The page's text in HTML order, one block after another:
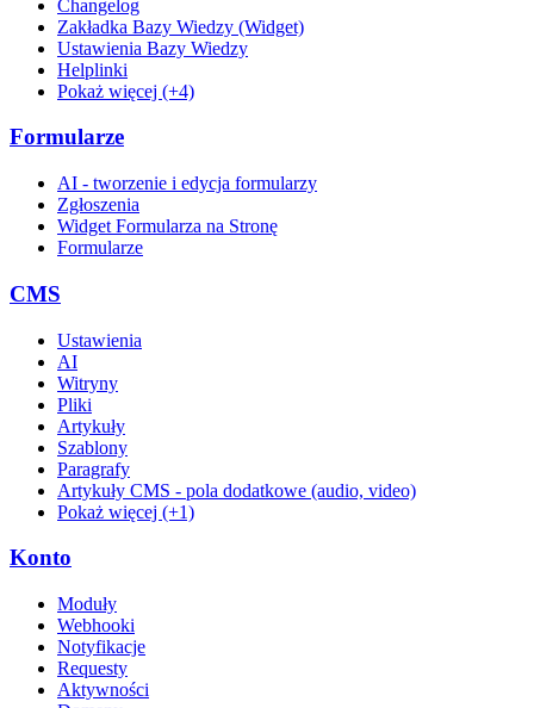
Changelog
Zakładka Bazy Wiedzy (Widget)
Ustawienia Bazy Wiedzy
Helplinki
Pokaż więcej (+4)
Formularze
AI - tworzenie i edycja formularzy
Zgłoszenia
Widget Formularza na Stronę
Formularze
CMS
Ustawienia
AI
Witryny
Pliki
Artykuły
Szablony
Paragrafy
Artykuły CMS - pola dodatkowe (audio, video)
Pokaż więcej (+1)
Konto
Moduły
Webhooki
Notyfikacje
Requesty
Aktywności